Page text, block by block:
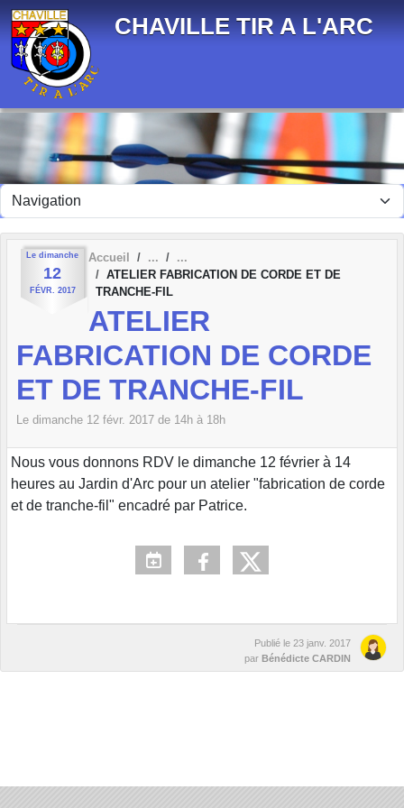
CHAVILLE TIR A L'ARC
Le dimanche
12
FÉVR. 2017
Accueil
ATELIER FABRICATION DE CORDE ET DE
TRANCHE-FIL
ATELIER
FABRICATION DE CORDE
ET DE TRANCHE-FIL
Le dimanche 12 févr. 2017 de 14h à 18h
Nous vous donnons RDV le dimanche 12 février à 14
heures au Jardin d'Arc pour un atelier "fabrication de corde
et de tranche-fil" encadré par Patrice.
Publié le 23 janv. 2017
par Bénédicte CARDIN
Panneau de gestion des cookies